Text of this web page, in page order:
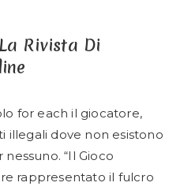
Rivista Di
for each il giocatore,
illegali dove non esistono
“Il Gioco
rappresentato il fulcro